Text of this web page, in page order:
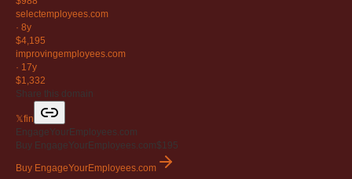
selectemployees.com
· 8y
$4,195
improvingemployees.com
· 17y
$1,332
Share this domain
𝕏fin
EngageYourEmployees.com
Buy EngageYourEmployees.com$195
Buy EngageYourEmployees.com